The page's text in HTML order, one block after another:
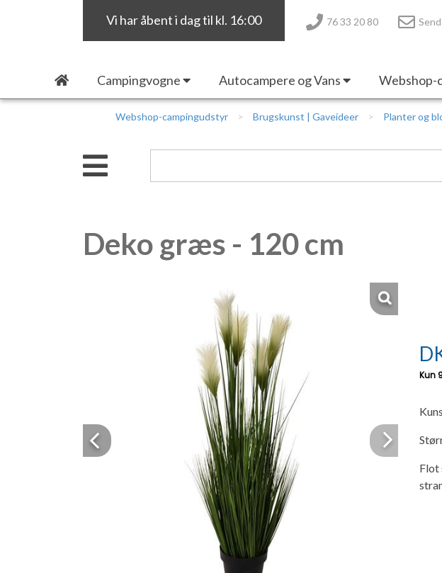
Vi har åbent i dag til kl. 16:00 76 33 20 80
Campingvogne Autocampere og Vans Webshop-
Webshop-campingudstyr Brugskunst | Gaveideer Planter og
Deko græs - 120 cm
Previous Next
Flot